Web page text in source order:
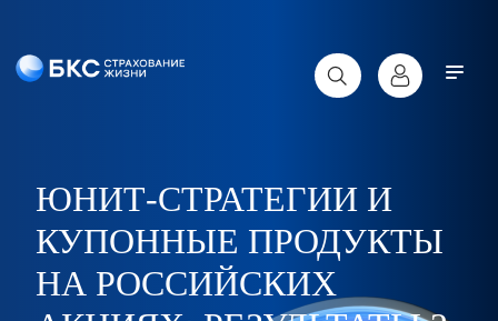
ЮНИТ-СТРАТЕГИИ И
КУПОННЫЕ ПРОДУКТЫ
НА РОССИЙСКИХ